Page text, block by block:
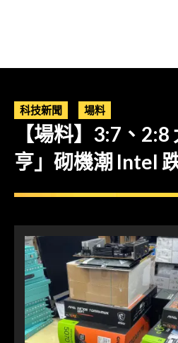
科技新聞 場料
【場料】3:7、
亨」砌機潮 Intel